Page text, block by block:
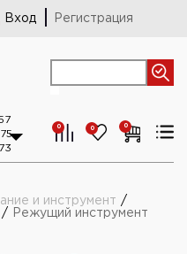
Вход Регистрация
0 0 0
и инструмент /
/ Режущий инструмент